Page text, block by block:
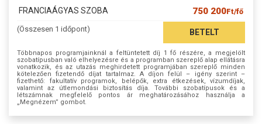
FRANCIAÁGYAS SZOBA
750 200Ft/fő
(Összesen 1 időpont) BETELT
Többnapos programjainknál a feltüntetett díj 1 fő részére, a megjelölt
szobatípusban való elhelyezésre és a programban szereplő alap ellátásra
vonatkozik, és az utazás meghirdetett programjában szereplő minden
kötelezően fizetendő díjat tartalmaz. A díjon felül – igény szerint –
fizethető: fakultatív programok, belépők, extra étkezések, vízumdíjak,
valamint az útlemondási biztosítás díja. További szobatípusok és a
létszámnak megfelelő pontos ár meghatározásához használja a
„Megnézem” gombot.